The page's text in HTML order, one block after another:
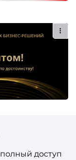
доступ